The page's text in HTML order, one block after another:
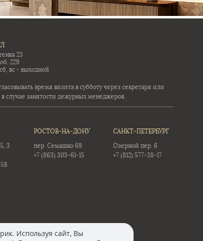
23
229
вс - выходной
время визита в субботу через секретаря или
случае занятости дежурных менеджеров.
3
РОСТОВ-НА-ДОНУ
пер. Семашко 69
+7 (863) 303-61-15
САНКТ-ПЕТЕРБУРГ
Озерной пер. 6
+7 (812) 577-38-17
Используя сайт, Вы